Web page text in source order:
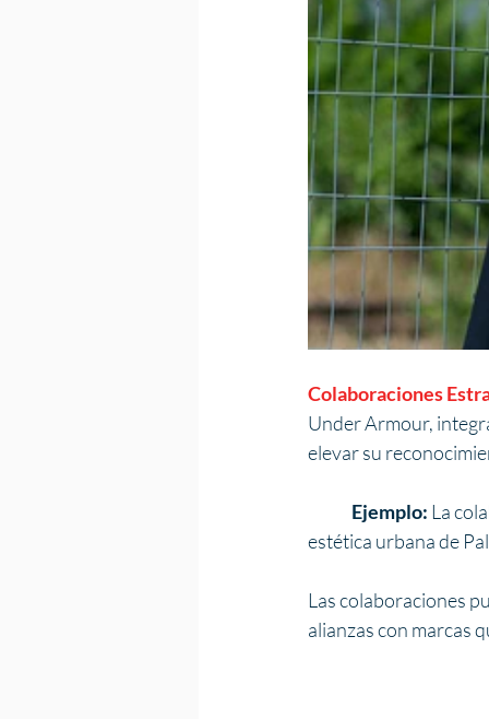
Colaboraciones
Under Armour,
elevar su
Ejemplo: La
estética urbana de
Las colaboraciones
alianzas con marcas